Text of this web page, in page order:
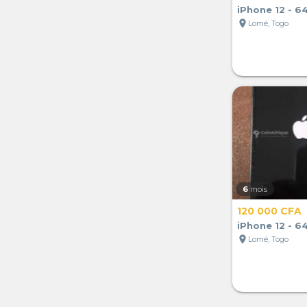
iPhone 12 -
location_on Lomé, Togo
6 mois
120 000 CFA
iPhone 12 -
location_on Lomé, Togo